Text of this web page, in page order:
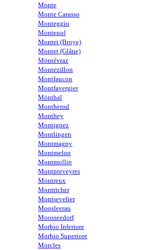
Monte
Monte Carasso
Monteggio
Montenol
Montet (Broye)
Montet (Glâne)
Montévraz
Montezillon
Montfaucon
Montfavergier
Mönthal
Montherod
Monthey
Montignez
Montlingen
Montmagny
Montmelon
Montmollin
Montpreveyres
Montreux
Montricher
Montsevelier
Moosleerau
Moosseedorf
Morbio Inferiore
Morbio Superiore
Morcles